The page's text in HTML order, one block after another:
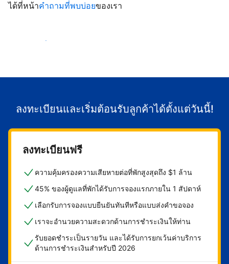
ได้ที่หน้าคำถามที่พบบ่อยของเรา
เริ่มต้อนรับลูกค้า
ลงทะเบียนและเริ่มต้อนรับลูกค้าได้ตั้งแต่วันนี้!
ลงทะเบียนฟรี
ความคุ้มครองความเสียหายต่อที่พักสูงสุดถึง $1 ล้าน
45% ของผู้ดูแลที่พักได้รับการจองแรกภายใน 1 สัปดาห์
เลือกรับการจองแบบยืนยันทันทีหรือแบบส่งคำขอจอง
เราจะอำนวยความสะดวกด้านการชำระเงินให้ท่าน
รับยอดชำระเป็นรายวัน และได้รับการยกเว้นค่าบริการ
ด้านการชำระเงินสำหรับปี 2026